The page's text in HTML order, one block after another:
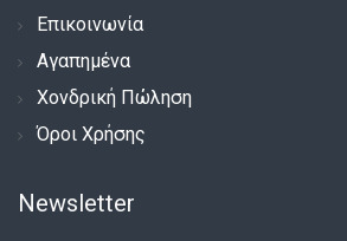
Επικοινωνία
Αγαπημένα
Χονδρική Πώληση
Όροι Χρήσης
Newsletter